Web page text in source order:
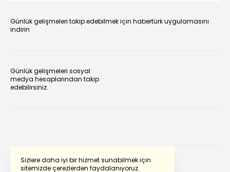
Sizlere daha iyi bir hizmet sunabilmek için
sitemizde çerezlerden faydalanıyoruz.
Günlük gelişmeleri takip edebilmek için habertürk uygulamasını
indirin
Günlük gelişmeleri sosyal
medya hesaplarından takip
edebilirsiniz.